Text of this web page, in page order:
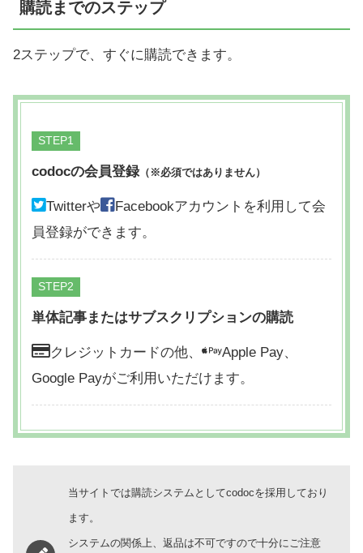
購読までのステップ
2ステップで、すぐに購読できます。
STEP
codocの会員登録（※必須ではありません）
Twitterや
Facebookアカウントを利用して会
員登録ができます。
STEP
単体記事またはサブスクリプションの購読
クレジットカードの他、
Apple Pay、
Google Payがご利用いただけます。
当サイトでは購読システムとしてcodocを採用しており
ます。
システムの関係上、返品は不可ですので十分にご注意